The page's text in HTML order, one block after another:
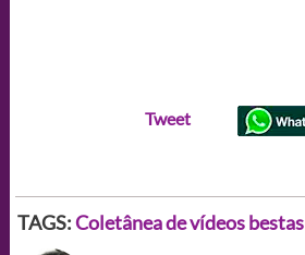
Tweet
TAGS:Coletânea de vídeos bestas